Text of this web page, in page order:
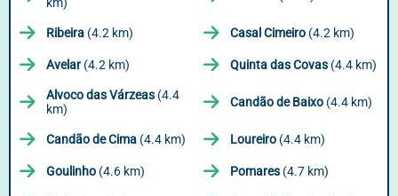
Ribeira (4.2 km) Casal Cimeiro (4.2 km)
Avelar(4.2 km) Quinta das Covas (4.4 km)
Alvoco das Várzeas (4.4
km)
Candão de Baixo (4.4 km)
Candão de Cima (4.4 km) Loureiro (4.4 km)
Goulinho (4.6 km) Pomares (4.7 km)